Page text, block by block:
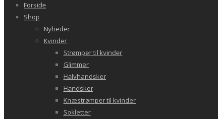
Forside
Shop
Nyheder
Kvinder
Strømper til kvinder
Glimmer
Halvhandsker
Handsker
Knæstrømper til kvinder
Sokletter